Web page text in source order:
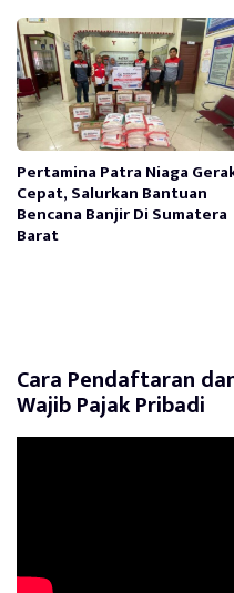
Pertamina Patra Niaga
Cepat, Salurkan Bantuan
Bencana Banjir Di Sumatera
Barat
Cara Pendaftaran
Wajib Pajak Pribadi